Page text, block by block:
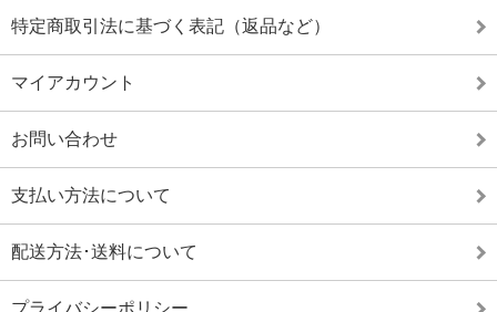
特定商取引法に基づく表記（返品など）
マイアカウント
お問い合わせ
支払い方法について
配送方法･送料について
プライバシーポリシー